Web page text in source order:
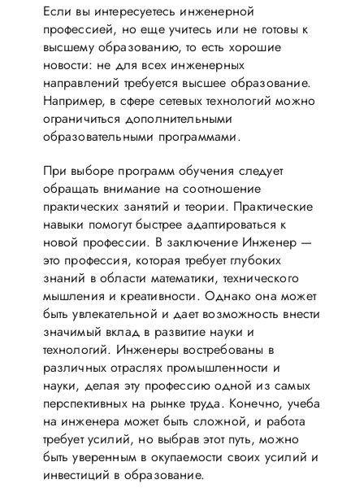
Если вы интересуетесь инженерной
профессией, но еще учитесь или не готовы к
высшему образованию, то есть хорошие
новости: не для всех инженерных
направлений требуется высшее образование.
Например, в сфере сетевых технологий можно
ограничиться дополнительными
образовательными программами.
При выборе программ обучения следует
обращать внимание на соотношение
практических занятий и теории. Практические
навыки помогут быстрее адаптироваться к
новой профессии. В заключение Инженер —
это профессия, которая требует глубоких
знаний в области математики, технического
мышления и креативности. Однако она может
быть увлекательной и дает возможность внести
значимый вклад в развитие науки и
технологий. Инженеры востребованы в
различных отраслях промышленности и
науки, делая эту профессию одной из самых
перспективных на рынке труда. Конечно, учеба
на инженера может быть сложной, и работа
требует усилий, но выбрав этот путь, можно
быть уверенным в окупаемости своих усилий и
инвестиций в образование.